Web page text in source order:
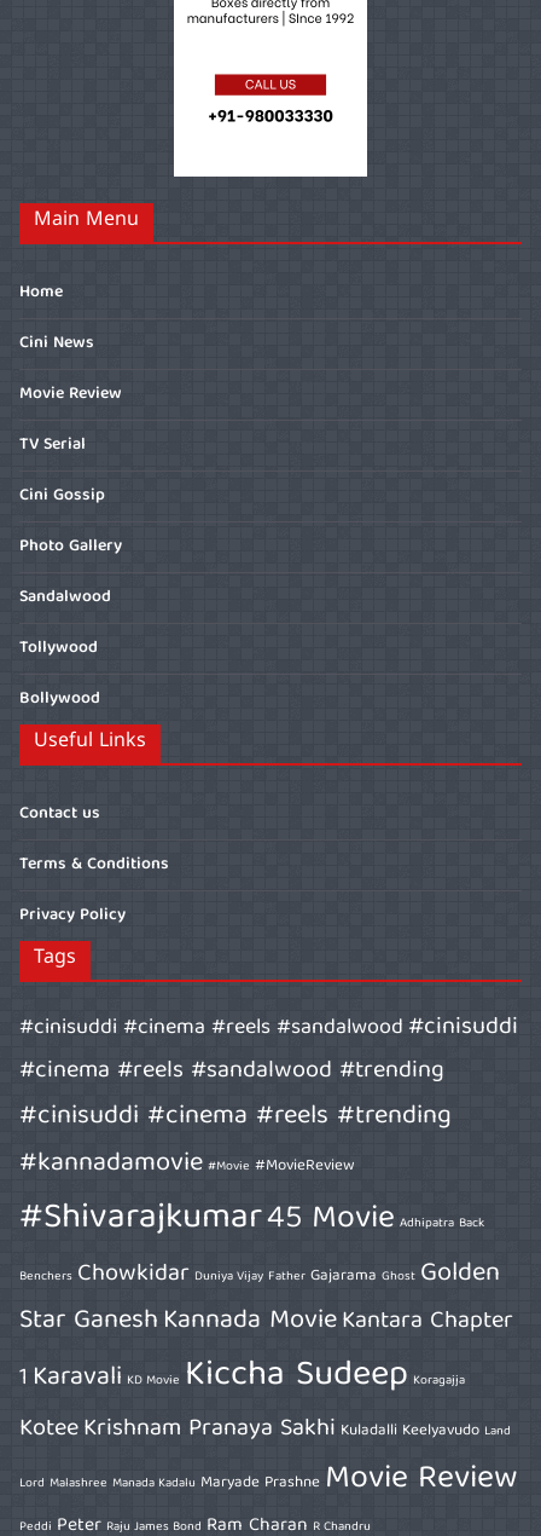
Main Menu
Home
Cini News
Movie Review
TV Serial
Cini Gossip
Photo Gallery
Sandalwood
Tollywood
Bollywood
Useful Links
Contact us
Terms & Conditions
Privacy Policy
Tags
#cinisuddi #cinema #reels #sandalwood#cinisuddi
#cinema #reels #sandalwood #trending
#cinisuddi #cinema #reels #trending
#kannadamovie #Movie #MovieReview
#Shivarajkumar45 Movie Adhipatra Back
Benchers Chowkidar Duniya Vijay Father Gajarama Ghost Golden
Star GaneshKannada MovieKantara Chapter
1 Karavali KD Movie Kiccha Sudeep Koragajja
KoteeKrishnam Pranaya Sakhi Kuladalli Keelyavudo Land
Lord Malashree Manada Kadalu Maryade Prashne Movie Review
Peddi Peter Raju James Bond Ram Charan R Chandru